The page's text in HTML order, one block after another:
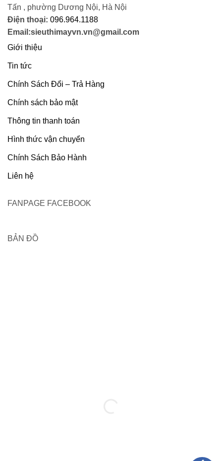
Tấn , phường Dương Nội, Hà Nội
Điện thoại: 096.964.1188
Email:sieuthimayvn.vn@gmail.com
Giới thiệu
Tin tức
Chính Sách Đổi – Trả Hàng
Chính sách bảo mật
Thông tin thanh toán
Hình thức vận chuyển
Chính Sách Bảo Hành
Liên hệ
FANPAGE FACEBOOK
BẢN ĐỒ